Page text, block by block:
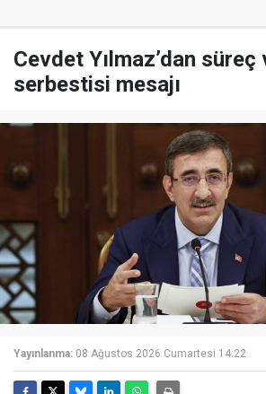
Cevdet Yılmaz’dan
serbestisi mesajı
Yayınlanma: 08 Ağustos 2026 Cumartesi 14:22